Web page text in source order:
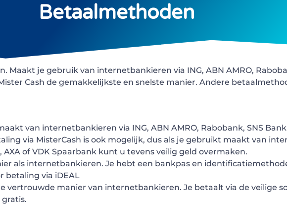
Betaalmethoden
Maakt je gebruik van internetbankieren via ING, ABN AMRO,
Cash de gemakkelijkste en snelste manier. Andere
van internetbankieren via ING, ABN AMRO, Rabobank, SNS
via MisterCash is ook mogelijk, dus als je gebruikt maakt van
AXA of VDK Spaarbank kunt u tevens veilig geld overmaken.
als internetbankieren. Je hebt een bankpas en
betaling via iDEAL
vertrouwde manier van internetbankieren. Je betaalt via de veilige